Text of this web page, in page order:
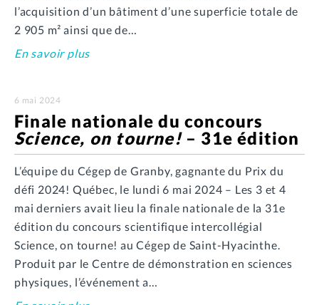
l’acquisition d’un bâtiment d’une superficie totale de
2 905 m² ainsi que de…
En savoir plus
6 mai 2024
Finale nationale du concours
Science, on tourne!– 31e édition
L’équipe du Cégep de Granby, gagnante du Prix du
défi 2024! Québec, le lundi 6 mai 2024 – Les 3 et 4
mai derniers avait lieu la finale nationale de la 31e
édition du concours scientifique intercollégial
Science, on tourne! au Cégep de Saint-Hyacinthe.
Produit par le Centre de démonstration en sciences
physiques, l’événement a…